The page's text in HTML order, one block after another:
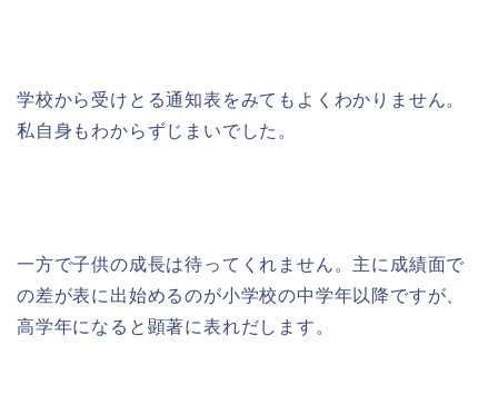
学校から受けとる通知表をみてもよくわかりません。
私自身もわからずじまいでした。
一方で子供の成長は待ってくれません。主に成績面で
の差が表に出始めるのが小学校の中学年以降ですが、
高学年になると顕著に表れだします。